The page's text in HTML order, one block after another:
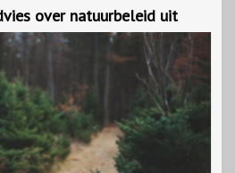
over natuurbeleid uit